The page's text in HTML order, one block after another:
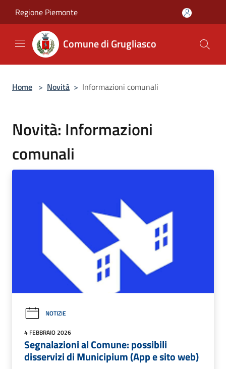
Regione Piemonte
Comune di Grugliasco
Home > Novità > Informazioni comunali
Novità: Informazioni
comunali
NOTIZIE
4 FEBBRAIO 2026
Segnalazioni al Comune: possibili
disservizi di Municipium (App e sito web)